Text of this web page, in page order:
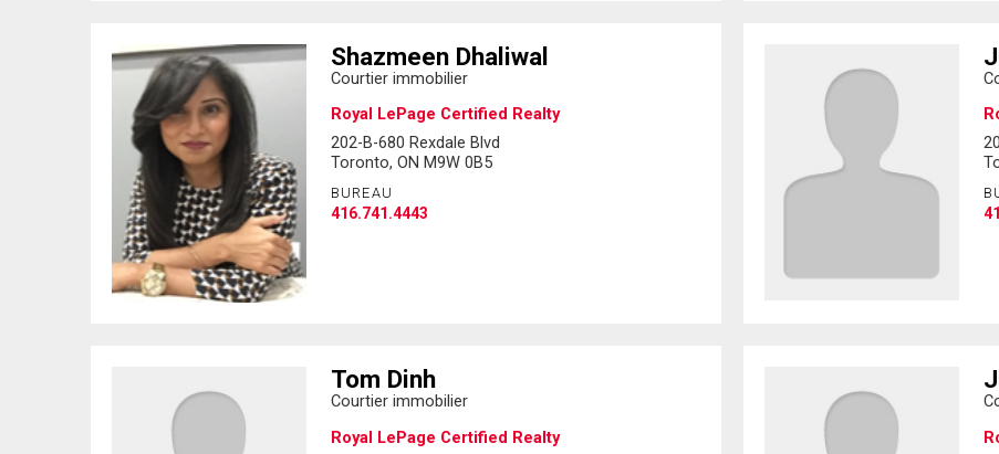
Shazmeen Dhaliwal
Courtier immobilier
Royal LePage Certified Realty
202-B-680 Rexdale Blvd
Toronto, ON M9W 0B5
BUREAU
416.741.4443
Tom Dinh
Courtier immobilier
Royal LePage Certified Realty